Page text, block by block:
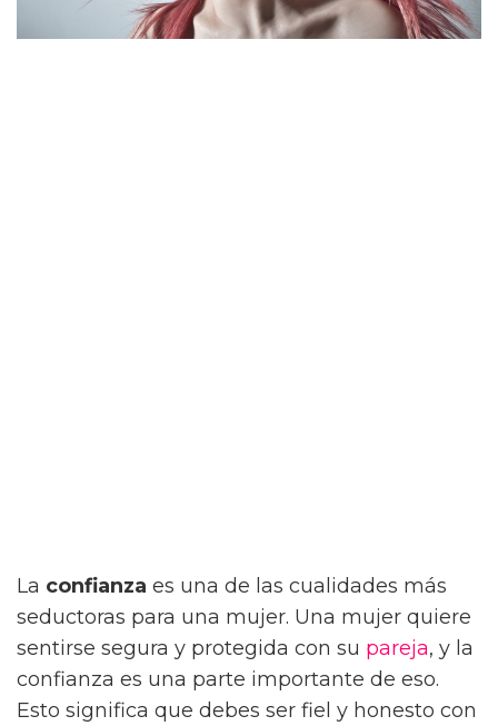
La confianza es una de las cualidades más
seductoras para una mujer. Una mujer quiere
sentirse segura y protegida con su pareja, y la
confianza es una parte importante de eso.
Esto significa que debes ser fiel y honesto con